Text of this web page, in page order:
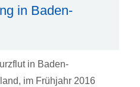
in Baden-
in Baden-
im Frühjahr 2016